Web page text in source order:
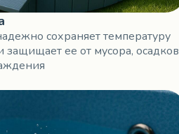
сохраняет температуру
защищает ее от мусора, осадков